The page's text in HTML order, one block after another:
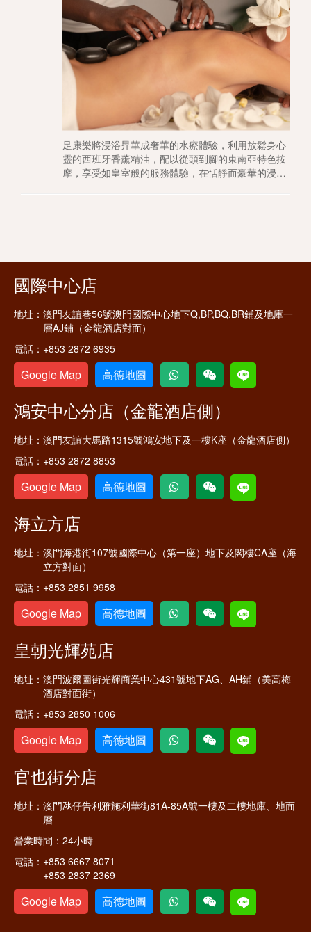
足康樂將浸浴昇華成奢華的水療體驗，利用放鬆身心
靈的西班牙香薰精油，配以從頭到腳的東南亞特色按
摩，享受如皇室般的服務體驗，在恬靜而豪華的浸浴
國際中心店
地址： 澳門友誼巷56號澳門國際中心地下Q,BP,BQ,BR鋪及地庫一
層AJ鋪（金龍酒店對面）
電話： +853 2872 6935
Google Map 高德地圖
鴻安中心分店（金龍酒店側）
地址： 澳門友誼大馬路1315號鴻安地下及一樓K座（金龍酒店側）
電話： +853 2872 8853
Google Map 高德地圖
海立方店
地址： 澳門海港街107號國際中心（第一座）地下及閣樓CA座（海
立方對面）
電話： +853 2851 9958
Google Map 高德地圖
皇朝光輝苑店
地址： 澳門波爾圖街光輝商業中心431號地下AG、AH鋪（美高梅
酒店對面街）
電話： +853 2850 1006
Google Map 高德地圖
官也街分店
地址： 澳門氹仔告利雅施利華街81A-85A號一樓及二樓地庫、地面
層
營業時間： 24小時
電話： +853 6667 8071
+853 2837 2369
Google Map 高德地圖